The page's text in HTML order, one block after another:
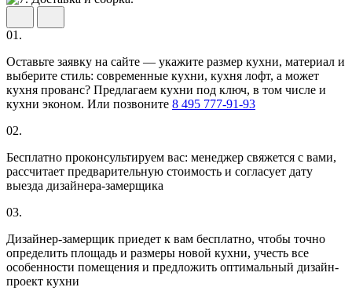
01.
Оставьте заявку на сайте — укажите размер кухни, материал и
выберите стиль: современные кухни, кухня лофт, а может
кухня прованс? Предлагаем кухни под ключ, в том числе и
кухни эконом. Или позвоните 8 495 777-91-93
02.
Бесплатно проконсультируем вас: менеджер свяжется с вами,
рассчитает предварительную стоимость и согласует дату
выезда дизайнера-замерщика
03.
Дизайнер-замерщик приедет к вам бесплатно, чтобы точно
определить площадь и размеры новой кухни, учесть все
особенности помещения и предложить оптимальный дизайн-
проект кухни